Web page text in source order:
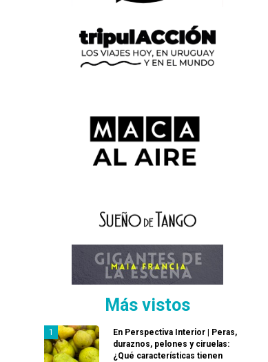
Más vistos
En Perspectiva Interior | Peras,
duraznos, pelones y ciruelas:
¿Qué características tienen